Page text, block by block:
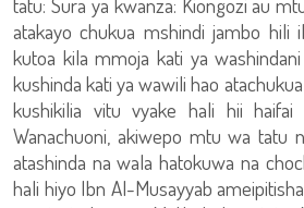
atakayo chukua mshindi jambo hili
kutoa kila mmoja kati ya
kushinda kati ya wawili hao
kushikilia vitu vyake hali hii haifai
Wanachuoni, akiwepo mtu wa tatu
atashinda na wala hatokuwa na
hali hiyo Ibn Al-Musayyab